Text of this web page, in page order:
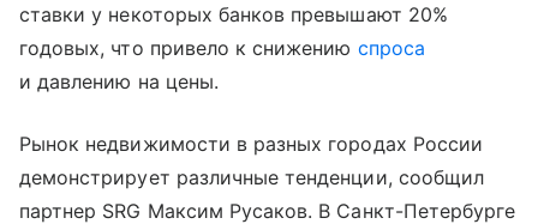
ставки у некоторых банков превышают 20%
годовых, что привело к снижению спроса
и давлению на цены.
Рынок недвижимости в разных городах России
демонстрирует различные тенденции, сообщил
партнер SRG Максим Русаков. В Санкт-Петербурге